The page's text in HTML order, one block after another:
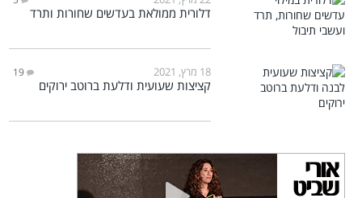
דלורית ממולאת בעדשים שחורות ותרד
18 מרץ, 2021 19
קציצות שעועית ודלעת ברוטב ירוקים